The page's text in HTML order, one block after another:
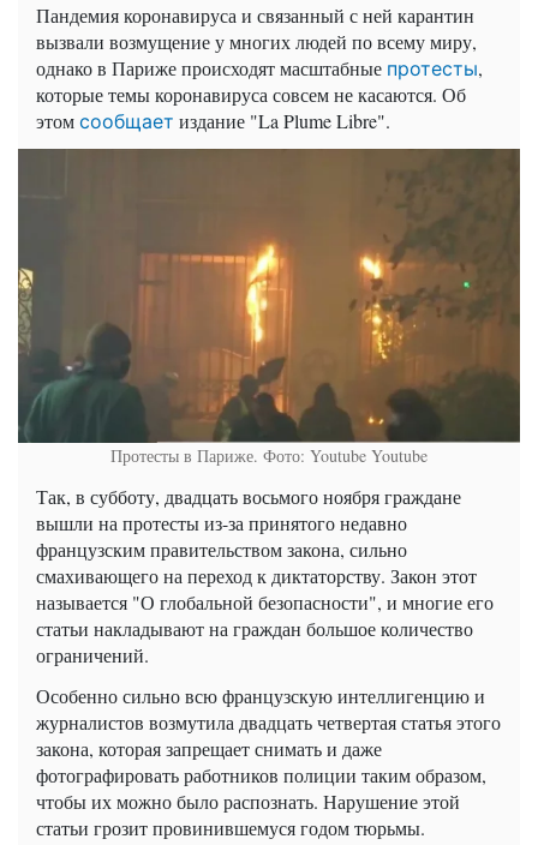
Пандемия коронавируса и связанный с ней карантин
вызвали возмущение у многих людей по всему миру,
однако в Париже происходят масштабные протесты,
которые темы коронавируса совсем не касаются. Об
этом сообщает издание "La Plume Libre".
Протесты в Париже. Фото: Youtube Youtube
Так, в субботу, двадцать восьмого ноября граждане
вышли на протесты из-за принятого недавно
французским правительством закона, сильно
смахивающего на переход к диктаторству. Закон этот
называется "О глобальной безопасности", и многие его
статьи накладывают на граждан большое количество
ограничений.
Особенно сильно всю французскую интеллигенцию и
журналистов возмутила двадцать четвертая статья этого
закона, которая запрещает снимать и даже
фотографировать работников полиции таким образом,
чтобы их можно было распознать. Нарушение этой
статьи грозит провинившемуся годом тюрьмы.